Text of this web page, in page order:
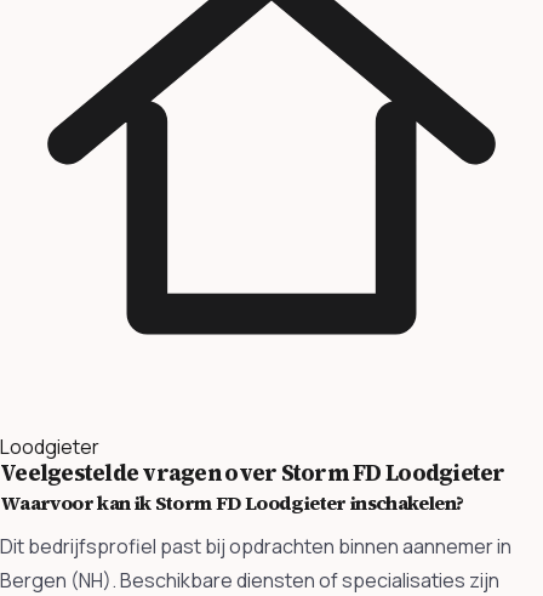
Loodgieter
Veelgestelde vragen over Storm FD Loodgieter
Waarvoor kan ik Storm FD Loodgieter inschakelen?
Dit bedrijfsprofiel past bij opdrachten binnen aannemer in
Bergen (NH). Beschikbare diensten of specialisaties zijn